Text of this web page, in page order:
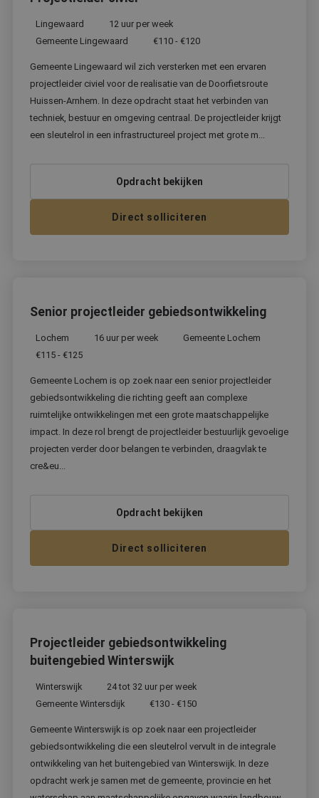
Lingewaard
12 uur per week
Gemeente Lingewaard
€110 - €120
Gemeente Lingewaard wil zich versterken met een ervaren
projectleider civiel voor de realisatie van de Doorfietsroute
Huissen-Arnhem. In deze opdracht staat het verbinden van
techniek, bestuur en omgeving centraal. De projectleider krijgt
een sleutelrol in een infrastructureel project met grote m...
Opdracht bekijken
Direct solliciteren
Senior projectleider gebiedsontwikkeling
Lochem 16 uur per week
Gemeente Lochem
€115 - €125
Gemeente Lochem is op zoek naar een senior projectleider
gebiedsontwikkeling die richting geeft aan complexe
ruimtelijke ontwikkelingen met een grote maatschappelijke
impact. In deze rol brengt de projectleider bestuurlijk gevoelige
projecten verder door belangen te verbinden, draagvlak te
cre&eu...
Opdracht bekijken
Direct solliciteren
Projectleider gebiedsontwikkeling
buitengebied Winterswijk
Winterswijk
24 tot 32 uur per week
Gemeente Wintersdijk
€130 - €150
Gemeente Winterswijk is op zoek naar een projectleider
gebiedsontwikkeling die een sleutelrol vervult in de integrale
ontwikkeling van het buitengebied van Winterswijk. In deze
opdracht werk je samen met de gemeente, provincie en het